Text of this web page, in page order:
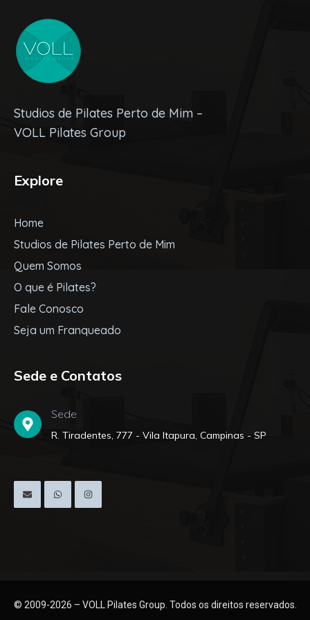
Studios de Pilates Perto de Mim –
VOLL Pilates Group
Explore
Home
Studios de Pilates Perto de Mim
Quem Somos
O que é Pilates?
Fale Conosco
Seja um Franqueado
Sede e Contatos
Sede
R. Tiradentes, 777 - Vila Itapura, Campinas - SP
© 2009-2026 – VOLL Pilates Group. Todos os direitos reservados.